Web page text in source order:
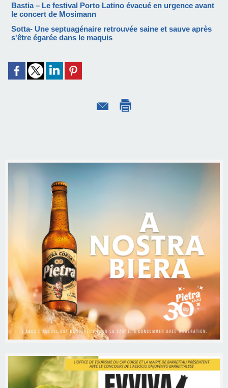
Bastia – Le festival Porto Latino évacué en urgence avant
le concert de Mosimann
Sotta- Une septuagénaire retrouvée saine et sauve après
s'être égarée dans le maquis